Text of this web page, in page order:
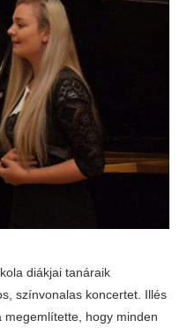
diákjai tanáraik
színvonalas koncertet. Illés
megemlítette, hogy minden